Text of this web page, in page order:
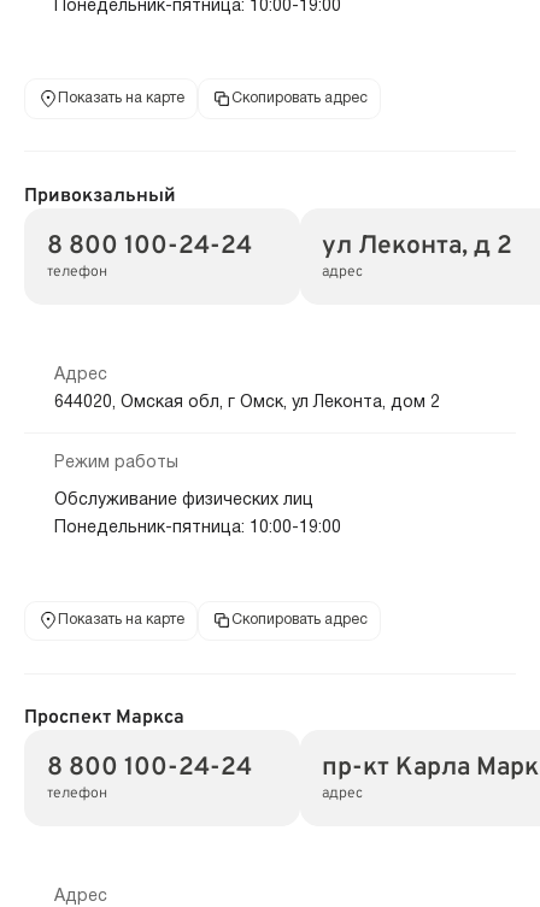
Понедельник-пятница: 10:00-19:00
Показать на карте Скопировать адрес
Привокзальный
8 800 100-24-24
телефон
ул Леконта, д 2
адрес
Адрес
644020, Омская обл, г Омск, ул Леконта, дом 2
Режим работы
Обслуживание физических лиц
Понедельник-пятница: 10:00-19:00
Показать на карте Скопировать адрес
Проспект Маркса
8 800 100-24-24
телефон
пр-кт Карла
адрес
Адрес